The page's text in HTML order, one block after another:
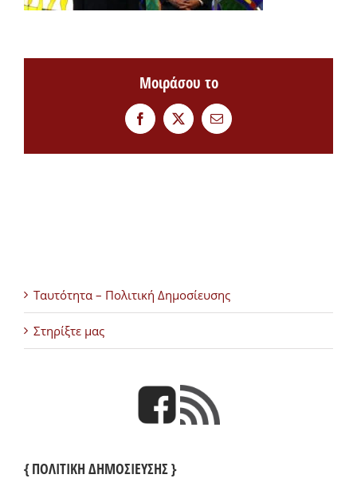
Μοιράσου το
FacebookTwitterEmail
Ταυτότητα – Πολιτική Δημοσίευσης
Στηρίξτε μας
{ ΠΟΛΙΤΙΚΗ ΔΗΜΟΣΙΕΥΣΗΣ }